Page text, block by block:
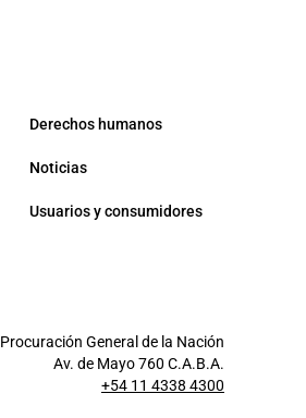
Derechos humanos
Noticias
Usuarios y consumidores
Procuración General de la Nación
Av. de Mayo 760 C.A.B.A.
+54 11 4338 4300